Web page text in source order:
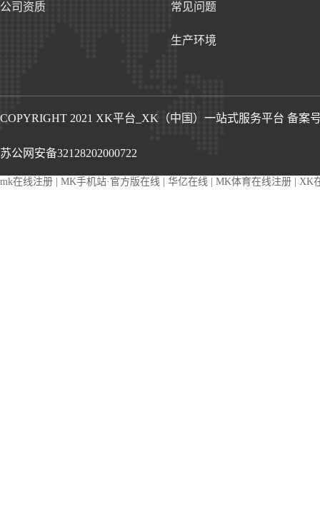
公司资质 常见问题
生产环境
COPYRIGHT 2021 XK平台_XK（中国）一站式服务平台 备案
苏公网安备32128202000722
mk在线注册 | MK手机站·官方版在线 | 华亿在线 | MK体育在线注册 | XK